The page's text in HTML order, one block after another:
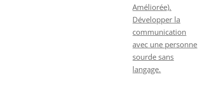
Améliorée).
Développer la
communication
avec une personne
sourde sans
langage.